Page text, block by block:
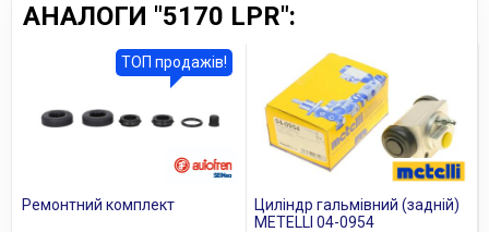
азиатских заводов – цена примерно та же, но качество
намного выше. Особенно хороши тормоза LPR, поскольку
они имеют стабильный тормозной момент, низкую
шумность и невысокую скорость износа.
АНАЛОГИ "5170 LPR":
Ремонтний комплект
ТОП продажів!
Циліндр гальмівний (задній)
METELLI 04-0954